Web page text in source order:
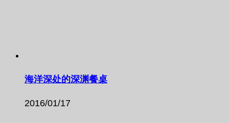
海洋深处的深渊餐桌
2016/01/17